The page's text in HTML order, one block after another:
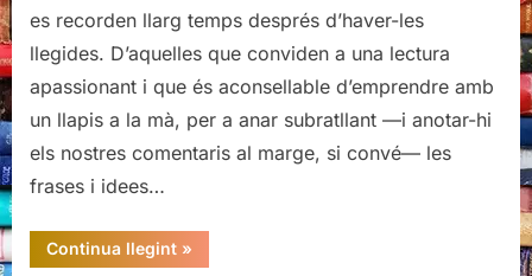
es recorden llarg temps després d’haver-les
llegides. D’aquelles que conviden a una lectura
apassionant i que és aconsellable d’emprendre amb
un llapis a la mà, per a anar subratllant —i anotar-hi
els nostres comentaris al marge, si convé— les
frases i idees…
Continua llegint“L’art
de
»